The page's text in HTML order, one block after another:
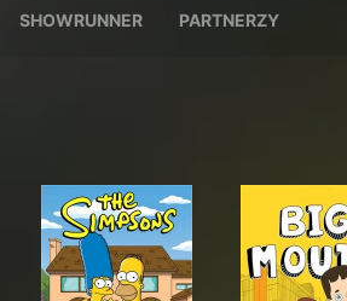
SHOWRUNNER PARTNERZY